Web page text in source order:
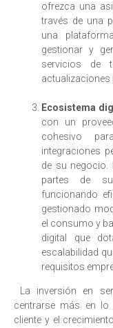
ofrezca una
través de una
una
gestionar y
servicios de
actualizaciones
Ecosistema
con un
cohesivo
integraciones
de su negocio.
partes de
funcionando
gestionado
el consumo y
digital que
escalabilidad
requisitos
La inversión en
centrarse más en lo
cliente y el